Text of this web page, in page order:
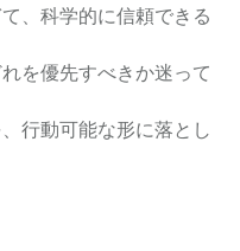
、科学的に信頼できる
を優先すべきか迷って
行動可能な形に落とし